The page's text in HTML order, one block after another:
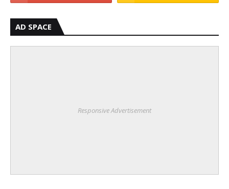
AD SPACE
Responsive Advertisement